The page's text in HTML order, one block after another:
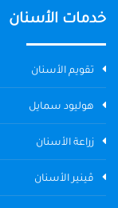
خدمات الأسنان
تقويم الأسنان
هوليود سمايل
زراعة الأسنان
ڤينير الأسنان